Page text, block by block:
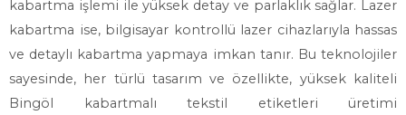
kabartma işlemi ile yüksek detay ve parlaklık sağlar. Lazer
kabartma ise, bilgisayar kontrollü lazer cihazlarıyla hassas
ve detaylı kabartma yapmaya imkan tanır. Bu teknolojiler
sayesinde, her türlü tasarım ve özellikte, yüksek kaliteli
Bingöl kabartmalı tekstil etiketleri üretimi